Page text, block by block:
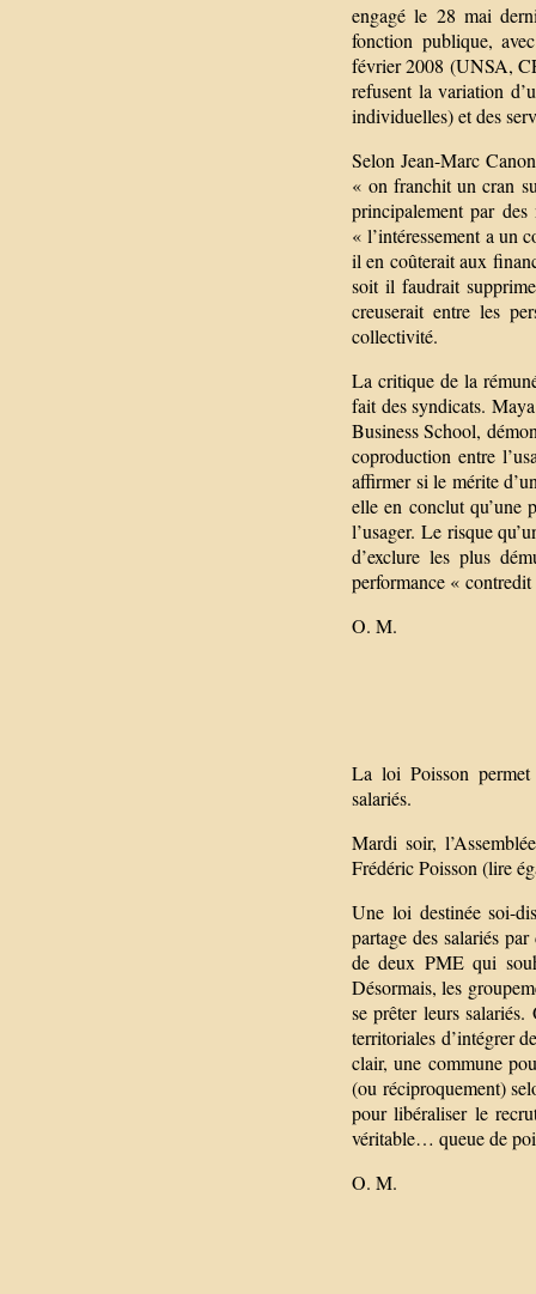
engagé le 28 mai
fonction publique,
février 2008 (UNSA,
refusent la variation
individuelles) et des
Selon Jean-Marc
« on franchit un cran
principalement par
« l’intéressement a un
il en coûterait aux
soit il faudrait
creuserait entre les
collectivité.
La critique de la
fait des syndicats.
Business School,
coproduction entre
affirmer si le mérite
elle en conclut qu’une
l’usager. Le risque
d’exclure les plus
performance «
O. M.
La loi Poisson permet
salariés.
Mardi soir,
Frédéric Poisson (lire
Une loi destinée soi-
partage des salariés
de deux PME qui
Désormais, les
se prêter leurs
territoriales d’intégrer
clair, une commune
(ou réciproquement)
pour libéraliser le
véritable… queue de
O. M.